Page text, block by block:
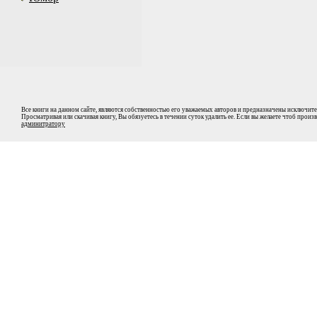
Все книги на данном сайте, являются собственностью его уважаемых авторов и предназначены
Просматривая или скачивая книгу, Вы обязуетесь в течении суток удалить ее. Если вы желаете чтоб
админитратору